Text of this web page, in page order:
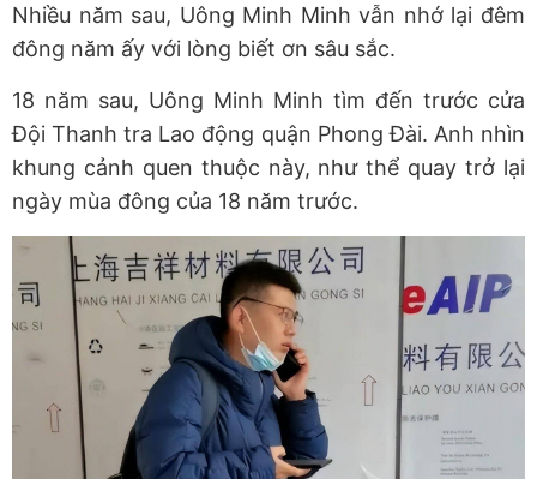
Nhiều năm sau, Uông Minh Minh vẫn nhớ lại đêm
đông năm ấy với lòng biết ơn sâu sắc.
18 năm sau, Uông Minh Minh tìm đến trước cửa
Đội Thanh tra Lao động quận Phong Đài. Anh nhìn
khung cảnh quen thuộc này, như thể quay trở lại
ngày mùa đông của 18 năm trước.